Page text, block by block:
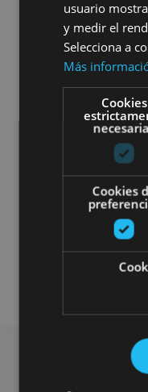
Museos
usuario
y medir el
Selecciona a
Más
Cookies
Cookies